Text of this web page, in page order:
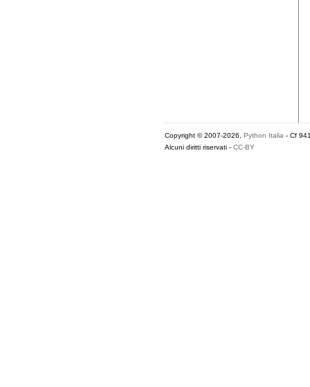
Copyright © 2007-2026, Python Italia- Cf
Alcuni diritti riservati - CC-BY